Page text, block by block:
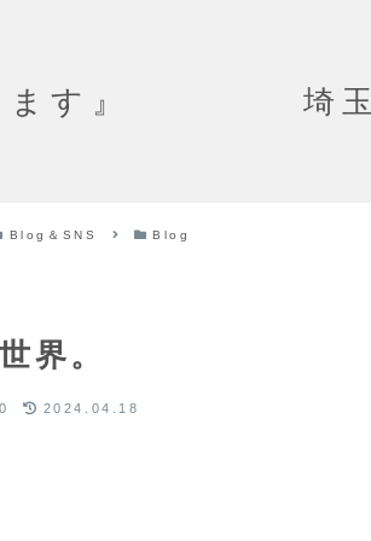
張します
Blog＆SNS Blog
界。
2024.04.18